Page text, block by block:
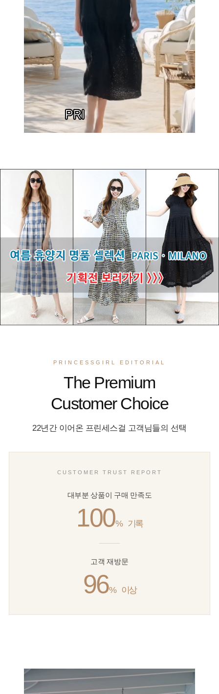
PRINCESSGIRL EDITORIAL
The Premium
Customer Choice
22년간 이어온 프린세스걸 고객님들의 선택
CUSTOMER TRUST REPORT
대부분 상품이 구매 만족도
100% 기록
고객 재방문
96% 이상